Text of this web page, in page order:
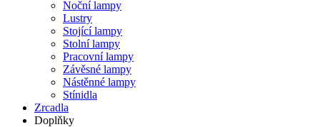
Noční lampy
Lustry
Stojící lampy
Stolní lampy
Pracovní lampy
Závěsné lampy
Nástěnné lampy
Stínidla
Zrcadla
Doplňky